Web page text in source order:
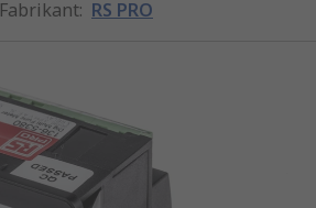
Fabrikant: RS PRO